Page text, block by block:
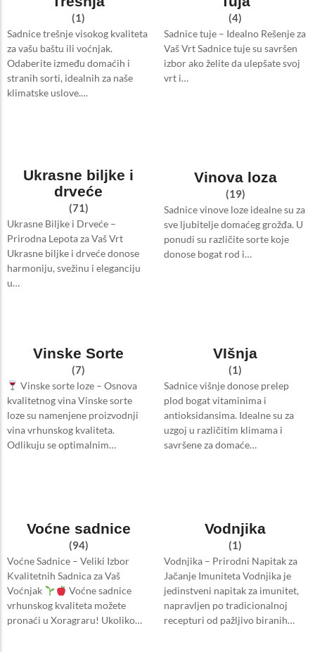
(1)
Sadnice trešnje visokog kvaliteta
za vašu baštu ili voćnjak.
Odaberite između domaćih i
stranih sorti, idealnih za naše
klimatske uslove.…
(4)
Sadnice tuje – Idealno Rešenje za
Vaš Vrt Sadnice tuje su savršen
izbor ako želite da ulepšate svoj
vrt i…
Ukrasne biljke i
drveće
(71)
Ukrasne Biljke i Drveće –
Prirodna Lepota za Vaš Vrt
Ukrasne biljke i drveće donose
harmoniju, svežinu i eleganciju
u…
Vinova loza
(19)
Sadnice vinove loze idealne su za
sve ljubitelje domaćeg grožđa. U
ponudi su različite sorte koje
donose bogat rod i…
Vinske Sorte
(7)
Vinske sorte loze – Osnova
kvalitetnog vina Vinske sorte
loze su namenjene proizvodnji
vina vrhunskog kvaliteta.
Odlikuju se optimalnim…
VIšnja
(1)
Sadnice višnje donose prelep
plod bogat vitaminima i
antioksidansima. Idealne su za
uzgoj u različitim klimama i
savršene za domaće…
Voćne sadnice
(94)
Voćne Sadnice – Veliki Izbor
Kvalitetnih Sadnica za Vaš
Voćnjak
Voćne sadnice
vrhunskog kvaliteta možete
pronaći u Xoragraru! Ukoliko…
Vodnjika
(1)
Vodnjika – Prirodni Napitak za
Jačanje Imuniteta Vodnjika je
jedinstveni napitak za imunitet,
napravljen po tradicionalnoj
recepturi od pažljivo biranih…